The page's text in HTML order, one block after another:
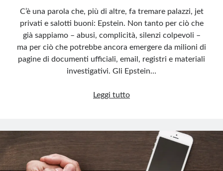
C’è una parola che, più di altre, fa tremare palazzi, jet
privati e salotti buoni: Epstein. Non tanto per ciò che
già sappiamo – abusi, complicità, silenzi colpevoli –
ma per ciò che potrebbe ancora emergere da milioni di
pagine di documenti ufficiali, email, registri e materiali
investigativi. Gli Epstein…
Leggi tuttoEpstein
valanga
di